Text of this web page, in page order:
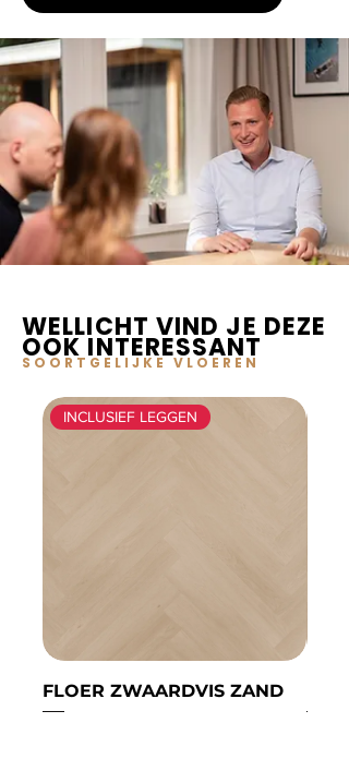
WELLICHT VIND JE DEZE
OOK INTERESSANT
SOORTGELIJKE VLOEREN
INCLUSIEF LEGGEN
FLOER ZWAARDVIS ZAND